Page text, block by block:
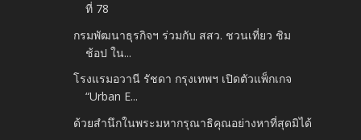
ที่ 78
กรมพัฒนาธุรกิจฯ ร่วมกับ สสว. ชวนเที่ยว ชิม
ช้อป ใน...
โรงแรมอวานี รัชดา กรุงเทพฯ เปิดตัวแพ็กเกจ
“Urban E...
ด้วยสำนึกในพระมหากรุณาธิคุณอย่างหาที่สุดมิได้